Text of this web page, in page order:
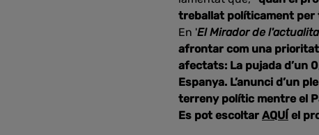
treballat políticament per
En 'El Mirador de
afrontar com una
afectats: La pujada d’un
Espanya. L’anunci d’un
terreny polític mentre el
Es pot escoltar AQUÍ el